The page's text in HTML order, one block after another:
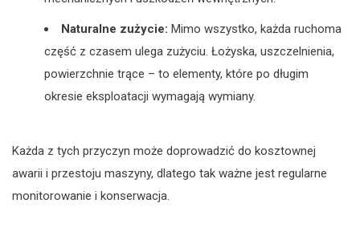
Naturalne zużycie: Mimo wszystko, każda ruchoma
część z czasem ulega zużyciu. Łożyska, uszczelnienia,
powierzchnie trące – to elementy, które po długim
okresie eksploatacji wymagają wymiany.
Każda z tych przyczyn może doprowadzić do kosztownej
awarii i przestoju maszyny, dlatego tak ważne jest regularne
monitorowanie i konserwacja.